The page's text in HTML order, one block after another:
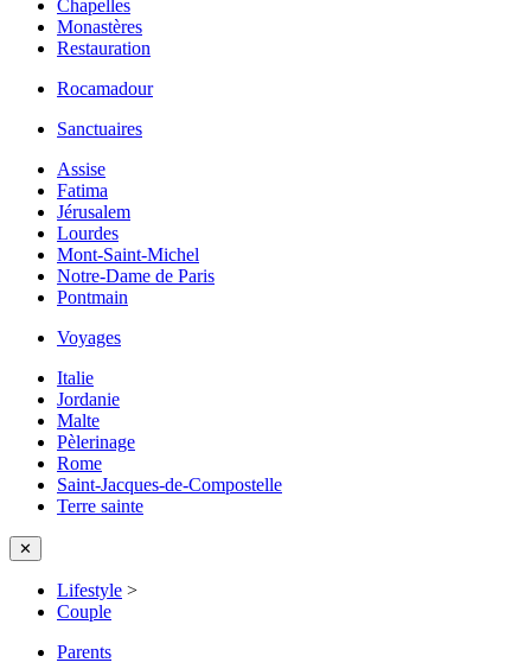
Chapelles
Monastères
Restauration
Rocamadour
Sanctuaires
Assise
Fatima
Jérusalem
Lourdes
Mont-Saint-Michel
Notre-Dame de Paris
Pontmain
Voyages
Italie
Jordanie
Malte
Pèlerinage
Rome
Saint-Jacques-de-Compostelle
Terre sainte
✕
Lifestyle >
Couple
Parents